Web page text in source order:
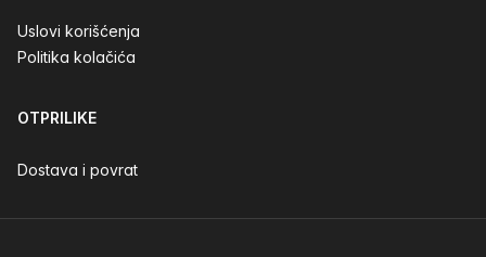
Uslovi korišćenja
Politika kolačića
OTPRILIKE
Dostava i povrat